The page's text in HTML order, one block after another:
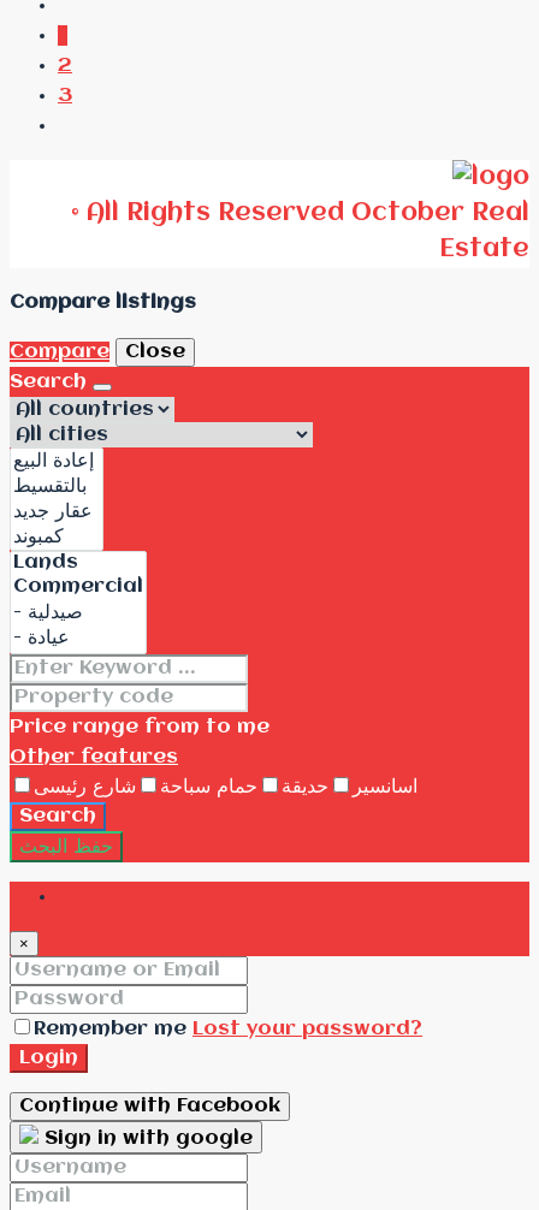
2
3
© All Rights Reserved October Real
Estate
Compare listings
Compare
Close
Search
Price range from to me
Other features
اسانسير
حديقة حمام سباحة
شارع رئيسى
Search
حفظ البحث
×
Remember me Lost your password?
Login
Continue with Facebook
Sign in with google